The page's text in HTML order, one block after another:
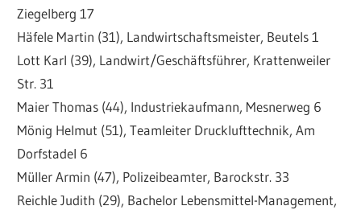
Ziegelberg 17
Häfele Martin (31), Landwirtschaftsmeister, Beutels 1
Lott Karl (39), Landwirt/Geschäftsführer, Krattenweiler
Str. 31
Maier Thomas (44), Industriekaufmann, Mesnerweg 6
Mönig Helmut (51), Teamleiter Drucklufttechnik, Am
Dorfstadel 6
Müller Armin (47), Polizeibeamter, Barockstr. 33
Reichle Judith (29), Bachelor Lebensmittel-Management,